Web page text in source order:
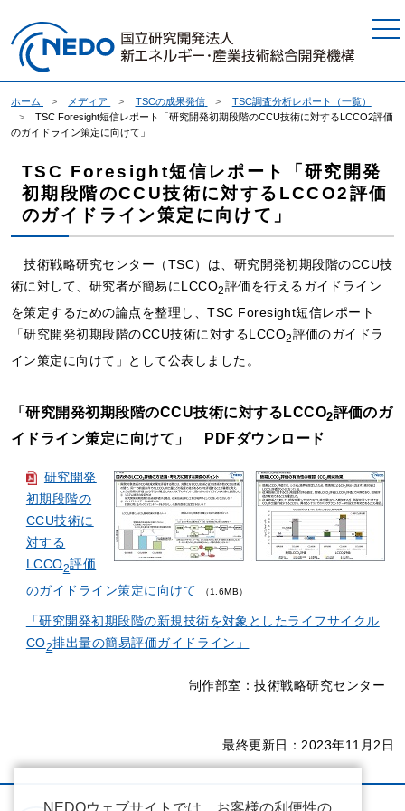
ホーム メディア TSCの成果発信
TSC調査分析レポート（一覧）
TSC Foresight短信レポート「研究開発初期段階のCCU技術に対するLCCO2評価
のガイドライン策定に向けて」
TSC Foresight短信レポート「研究開発
初期段階のCCU技術に対するLCCO2評価
のガイドライン策定に向けて」
技術戦略研究センター（TSC）は、研究開発初期段階のCCU技
術に対して、研究者が簡易にLCCO2評価を行えるガイドライン
を策定するための論点を整理し、TSC Foresight短信レポート
「研究開発初期段階のCCU技術に対するLCCO2評価のガイドラ
イン策定に向けて」として公表しました。
「研究開発初期段階のCCU技術に対するLCCO2評価のガ
イドライン策定に向けて」 PDFダウンロード
研究開発
初期段階の
CCU技術に
対する
LCCO2評価
のガイドライン策定に向けて
（1.6MB）
「研究開発初期段階の新規技術を対象としたライフサイクル
CO2排出量の簡易評価ガイドライン」
制作部室：技術戦略研究センター
最終更新日：2023年11月2日